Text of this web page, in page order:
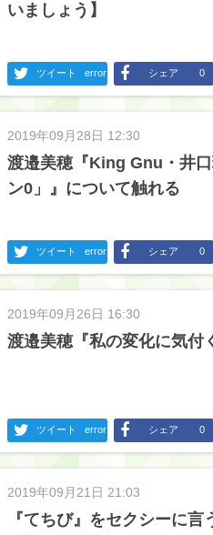
いましょう】
ツイート error シェア 0
2019年09月28日 12:30
渡邉美穂『King Gnu・井
ン0」』について触れる
ツイート error シェア 0
2019年09月26日 16:30
渡邉美穂『私の変化に気付
ツイート error シェア 0
2019年09月21日 21:03
『てちび』をセクシーに